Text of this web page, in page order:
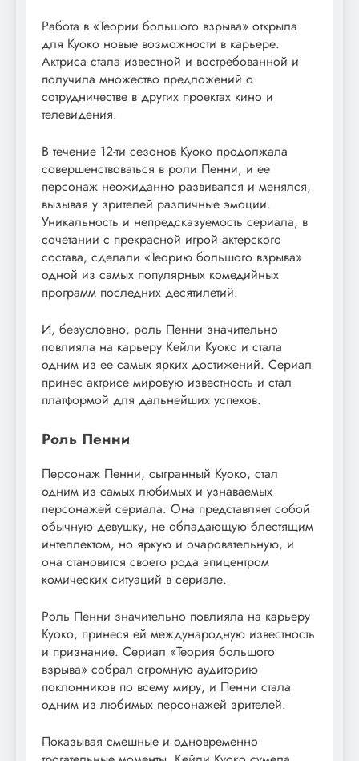
Работа в «Теории большого взрыва» открыла
для Куоко новые возможности в карьере.
Актриса стала известной и востребованной и
получила множество предложений о
сотрудничестве в других проектах кино и
телевидения.
В течение 12-ти сезонов Куоко продолжала
совершенствоваться в роли Пенни, и ее
персонаж неожиданно развивался и менялся,
вызывая у зрителей различные эмоции.
Уникальность и непредсказуемость сериала, в
сочетании с прекрасной игрой актерского
состава, сделали «Теорию большого взрыва»
одной из самых популярных комедийных
программ последних десятилетий.
И, безусловно, роль Пенни значительно
повлияла на карьеру Кейли Куоко и стала
одним из ее самых ярких достижений. Сериал
принес актрисе мировую известность и стал
платформой для дальнейших успехов.
Роль Пенни
Персонаж Пенни, сыгранный Куоко, стал
одним из самых любимых и узнаваемых
персонажей сериала. Она представляет собой
обычную девушку, не обладающую блестящим
интеллектом, но яркую и очаровательную, и
она становится своего рода эпицентром
комических ситуаций в сериале.
Роль Пенни значительно повлияла на карьеру
Куоко, принеся ей международную известность
и признание. Сериал «Теория большого
взрыва» собрал огромную аудиторию
поклонников по всему миру, и Пенни стала
одним из любимых персонажей зрителей.
Показывая смешные и одновременно